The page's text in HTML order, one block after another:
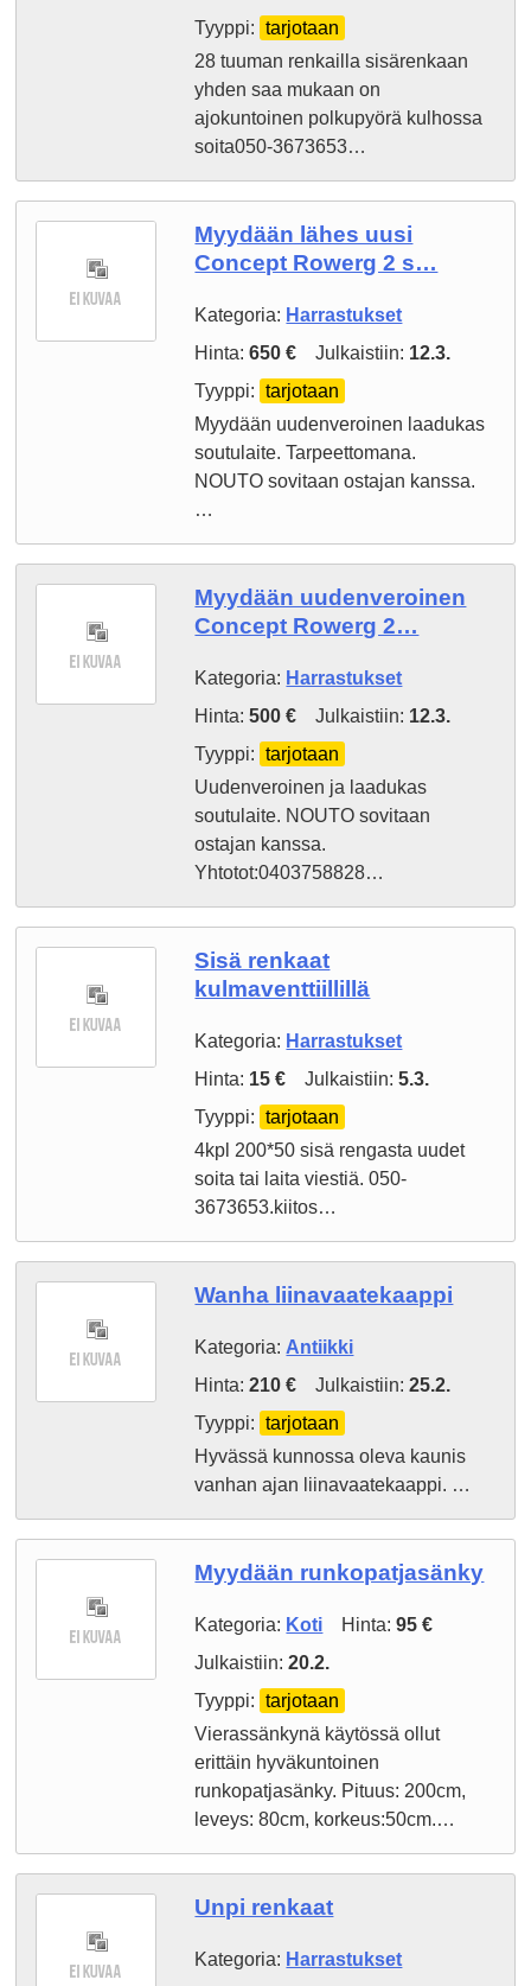
Tyyppi:
tarjotaan
28 tuuman renkailla sisärenkaan
yhden saa mukaan on
ajokuntoinen polkupyörä kulhossa
soita050-3673653…
Myydään lähes uusi
Concept Rowerg 2 s…
Kategoria: Harrastukset
Hinta:650 € Julkaistiin: 12.3.
Tyyppi:
tarjotaan
Myydään uudenveroinen laadukas
soutulaite. Tarpeettomana.
NOUTO sovitaan ostajan kanssa.
…
Myydään uudenveroinen
Concept Rowerg 2…
Kategoria: Harrastukset
Hinta:500 € Julkaistiin: 12.3.
Tyyppi:
tarjotaan
Uudenveroinen ja laadukas
soutulaite. NOUTO sovitaan
ostajan kanssa.
Yhtotot:0403758828…
Sisä renkaat
kulmaventtiillillä
Kategoria: Harrastukset
Hinta: 15 € Julkaistiin:5.3.
Tyyppi:
tarjotaan
4kpl 200*50 sisä rengasta uudet
soita tai laita viestiä. 050-
3673653.kiitos…
Wanha liinavaatekaappi
Kategoria: Antiikki
Hinta:210 € Julkaistiin:25.2.
Tyyppi:
tarjotaan
Hyvässä kunnossa oleva kaunis
vanhan ajan liinavaatekaappi. …
Myydään runkopatjasänky
Kategoria: Koti Hinta:95 €
Julkaistiin:20.2.
Tyyppi:
tarjotaan
Vierassänkynä käytössä ollut
erittäin hyväkuntoinen
runkopatjasänky. Pituus: 200cm,
leveys: 80cm, korkeus:50cm.…
Unpi renkaat
Kategoria: Harrastukset